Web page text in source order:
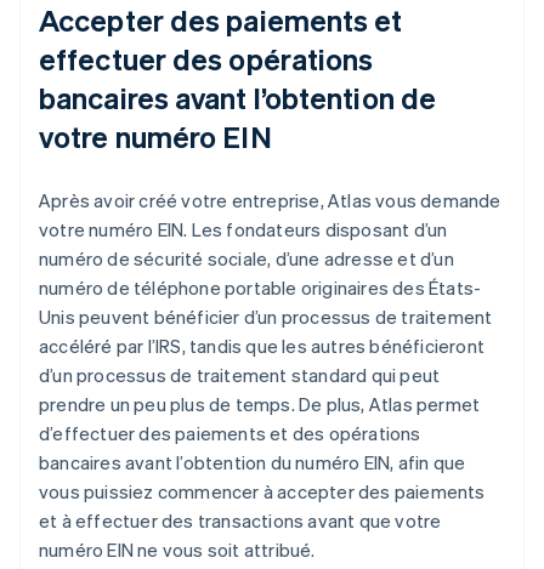
Accepter des paiements et
effectuer des opérations
bancaires avant l’obtention de
votre numéro EIN
Après avoir créé votre entreprise, Atlas vous demande
votre numéro EIN. Les fondateurs disposant d’un
numéro de sécurité sociale, d’une adresse et d’un
numéro de téléphone portable originaires des États-
Unis peuvent bénéficier d’un processus de traitement
accéléré par l’IRS, tandis que les autres bénéficieront
d’un processus de traitement standard qui peut
prendre un peu plus de temps. De plus, Atlas permet
d’effectuer des paiements et des opérations
bancaires avant l’obtention du numéro EIN, afin que
vous puissiez commencer à accepter des paiements
et à effectuer des transactions avant que votre
numéro EIN ne vous soit attribué.